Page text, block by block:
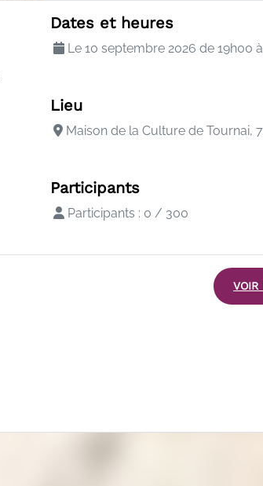
Dates et heures
Le 10 septembre 2026 de 19h00
Lieu
Maison de la Culture de Tournai,
Participants
Participants : 0 / 300
VOIR